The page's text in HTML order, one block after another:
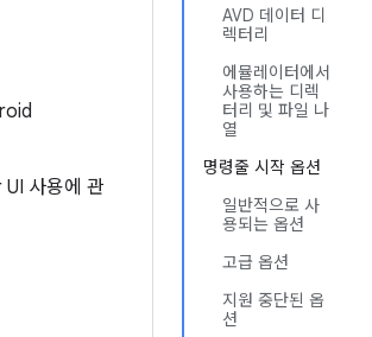
AVD 데이터 디
렉터리
에뮬레이터에서
사용하는 디렉
터리 및 파일 나
열
명령줄 시작 옵션
일반적으로 사
용되는 옵션
고급 옵션
지원 중단된 옵
션
사용에 관